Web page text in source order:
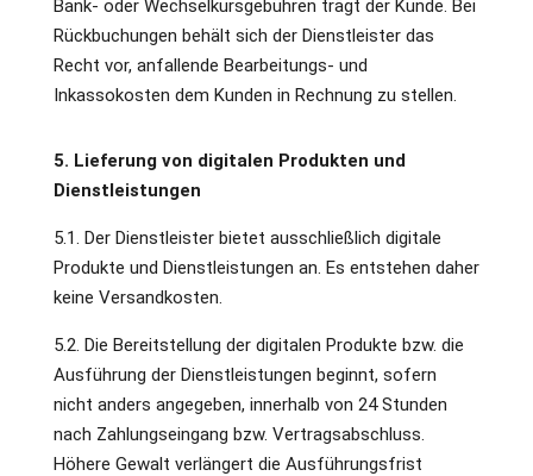
Bank- oder Wechselkursgebühren trägt der Kunde. Bei
Rückbuchungen behält sich der Dienstleister das
Recht vor, anfallende Bearbeitungs- und
Inkassokosten dem Kunden in Rechnung zu stellen.
5. Lieferung von digitalen Produkten und
Dienstleistungen
5.1. Der Dienstleister bietet ausschließlich digitale
Produkte und Dienstleistungen an. Es entstehen daher
keine Versandkosten.
5.2. Die Bereitstellung der digitalen Produkte bzw. die
Ausführung der Dienstleistungen beginnt, sofern
nicht anders angegeben, innerhalb von 24 Stunden
nach Zahlungseingang bzw. Vertragsabschluss.
Höhere Gewalt verlängert die Ausführungsfrist